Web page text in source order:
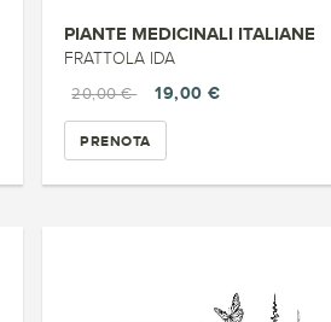
PIANTE MEDICINALI ITALIANE
FRATTOLA IDA
20,00 €
19,00 €
PRENOTA